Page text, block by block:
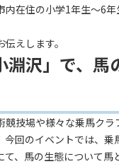
内在住の小学1年生～6
えします。
淵沢」で、馬
競技場や様々な乗馬クラ
今回のイベントでは、乗
て、馬の生態について馬